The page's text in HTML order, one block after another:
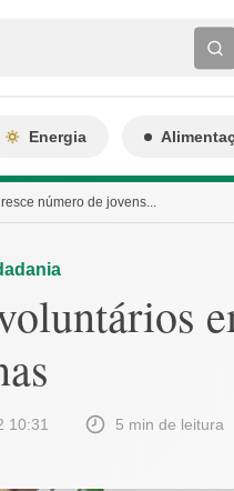
Energia
número de jovens...
10:31 5 min de leitura